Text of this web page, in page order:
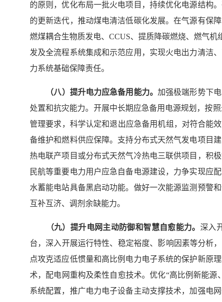
的原则，优化布局一批火电项目，持续优化电源结构
的更新迭代，推动煤电清洁低碳化发展。在气源有保
燃煤耦合生物质发电、CCUS、提质降碳燃烧、燃气
发及全流程系统集成和示范应用，实现火电出力清洁
力系统基础保障责任。
（八）提升电力应急备用能力。 加强极端形势下
处置和抗灾能力。开展中长期应急备用电源规划，按
管理要求，科学认定和退出应急备用机组，对符合能
备维护和燃料供应保障。支持分布式天然气发电项目
热电联产项目或分布式天然气冷热电三联供项目，积
民航等重要电力用户应急自备电源建设，力争实现应
水蓄能电站具备黑启动功能。做好一次能源监测预警
互补互济、调剂余缺能力。
（九）提升电网主动防御和智慧自愈能力。 深入
台，深入开展运行特性、稳定裕度、影响因素等分析
点攻克适应低惯量和高比例电力电子系统的保护新原
术，配电网重构及柔性自愈技术。优化“高比例新能
系统配置，推广电力电子设备主动支撑技术，加强电